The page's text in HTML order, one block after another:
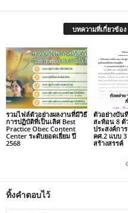
บทความที่เกี่ยวข้อง
รวมไฟล์ตัวอย่างผลงานที่มีวิธี
การปฏิบัติที่เป็นเลิศ Best
Practice Obec Content
Center ระดับยอดเยี่ยม ปี
2568
ตัวอย่างบัน
สะท้อน 8 ตั
ประสงค์กา
คศ.2 แบบ 3
สร้างสรรค์
ทิ้งคำตอบไว้